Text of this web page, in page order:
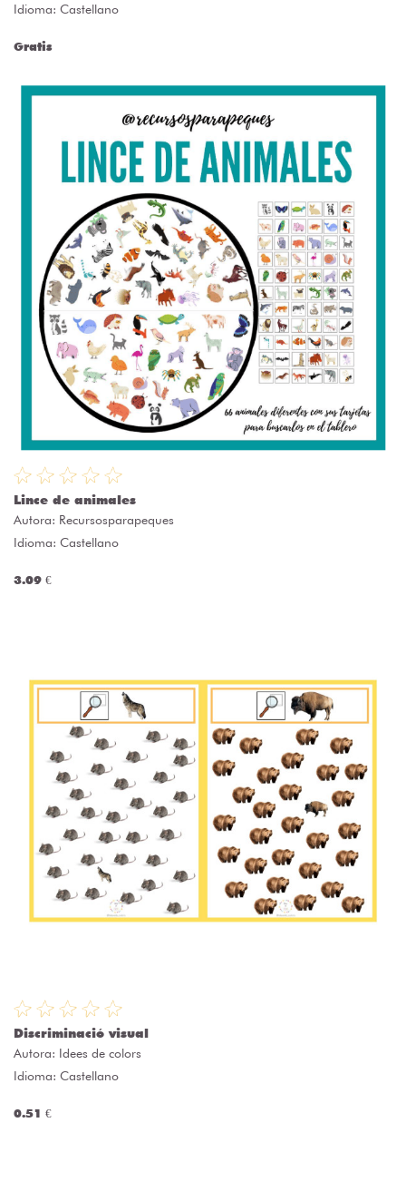
Idioma: Castellano
Gratis
Lince de animales
Autora: Recursosparapeques
Idioma: Castellano
3.09 €
Discriminació visual
Autora: Idees de colors
Idioma: Castellano
0.51 €